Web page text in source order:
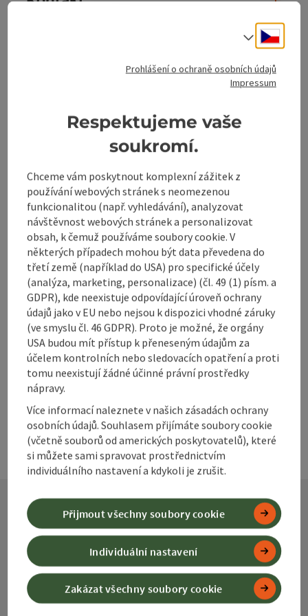
Způsobilost
Bezbariérovost
Označit příspěvek
přejít na poznámky
Vytvořit PDF
Vytisknout
příspěvek
V okolí
powered byTOURDATA
Kontakt
Alpenland Tourismus GmbH
Cesky
Volba
Prohlášení o ochraně osobních údajů
Impressum
Respektujeme vaše
soukromí.
Chceme vám poskytnout komplexní zážitek z
používání webových stránek s neomezenou
funkcionalitou (např. vyhledávání), analyzovat
návštěvnost webových stránek a personalizovat
obsah, k čemuž používáme soubory cookie. V
některých případech mohou být data převedena do
třetí země (například do USA) pro specifické účely
(analýza, marketing, personalizace) (čl. 49 (1) písm. a
GDPR), kde neexistuje odpovídající úroveň ochrany
údajů jako v EU nebo nejsou k dispozici vhodné záruky
(ve smyslu čl. 46 GDPR). Proto je možné, že orgány
USA budou mít přístup k přeneseným údajům za
účelem kontrolních nebo sledovacích opatření a proti
tomu neexistují žádné účinné právní prostředky
nápravy.
Více informací naleznete v našich zásadách ochrany
osobních údajů. Souhlasem přijímáte soubory cookie
(včetně souborů od amerických poskytovatelů), které
si můžete sami spravovat prostřednictvím
individuálního nastavení a kdykoli je zrušit.
Zakázat všechny soubory cookie
Individuální nastavení
Přijmout všechny soubory cookie